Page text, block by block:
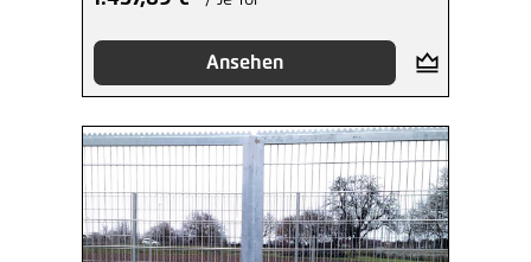
Ansehen